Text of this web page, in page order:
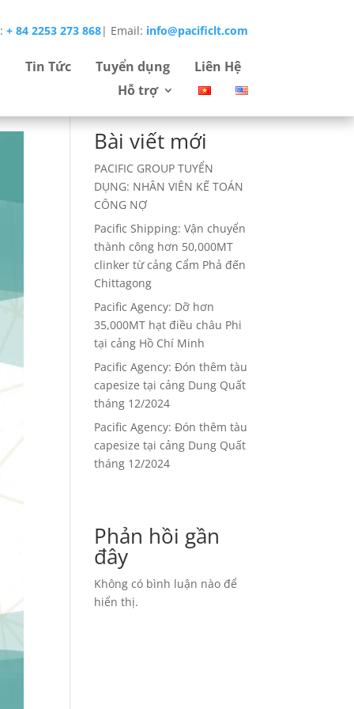
+ 84 2253 273 868| Email: info@pacificlt.com
Tin Tức Tuyển dụng
Liên Hệ
Hỗ trợ
Tìm
Bài viết mới
PACIFIC GROUP TUYỂN
DỤNG: NHÂN VIÊN KẾ TOÁN
CÔNG NỢ
Pacific Shipping: Vận chuyển
thành công hơn 50,000MT
clinker từ cảng Cẩm Phả đến
Chittagong
Pacific Agency: Dỡ hơn
35,000MT hạt điều châu Phi
tại cảng Hồ Chí Minh
Pacific Agency: Đón thêm tàu
capesize tại cảng Dung Quất
tháng 12/2024
Pacific Agency: Đón thêm tàu
capesize tại cảng Dung Quất
tháng 12/2024
Phản hồi gần
đây
Không có bình luận nào để
hiển thị.